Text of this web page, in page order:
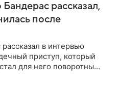
рассказал,
после
в интервью
приступ, который
для него поворотным